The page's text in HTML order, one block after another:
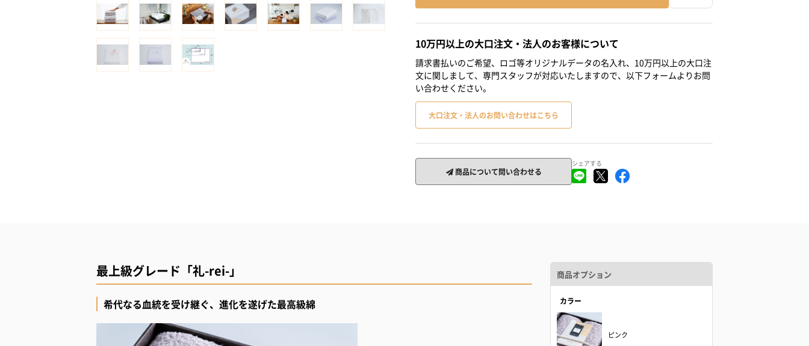
10万円以上の大口注文・法人のお客様について
請求書払いのご希望、ロゴ等オリジナルデータの名入れ、10万円以上の大口注
文に関しまして、専門スタッフが対応いたしますので、以下フォームよりお問
い合わせください。
大口注文・法人のお問い合わせはこちら
商品について問い合わせる
シェアする
最上級グレード「礼-rei-」
希代なる血統を受け継ぐ、進化を遂げた最高級綿
商品オプション
カラー
ピンク